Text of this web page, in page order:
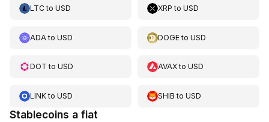
LTCto USD XRP toUSD
ADA to USD DOGEtoUSD
DOT to USD AVAXtoUSD
LINKto USD SHIB toUSD
Stablecoins a fiat